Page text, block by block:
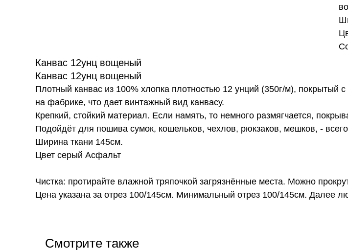
Канвас 12унц вощеный
Канвас 12унц вощеный
Плотный канвас из 100% хлопка плотностью 12 унций (350г/м), покрытый
на фабрике, что дает винтажный вид канвасу.
Крепкий, стойкий материал. Если намять, то немного размягчается,
Подойдёт для пошива сумок, кошельков, чехлов, рюкзаков, мешков, -
Ширина ткани 145см.
Цвет серый Асфальт
Чистка: протирайте влажной тряпочкой загрязнённые места. Можно
Цена указана за отрез 100/145см. Минимальный отрез 100/145см. Далее
Смотрите также